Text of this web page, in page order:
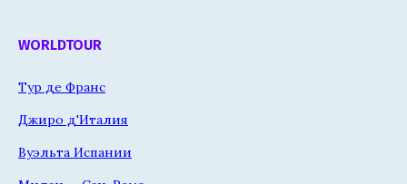
WORLDTOUR
Тур де Франс
Джиро д'Италия
Вуэльта Испании